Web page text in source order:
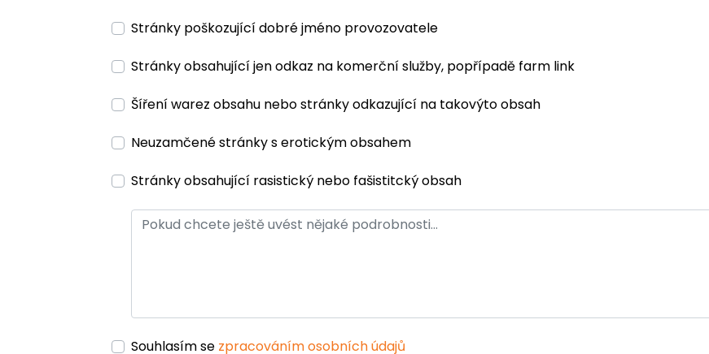
Stránky poškozující dobré jméno provozovatele
Stránky obsahující jen odkaz na komerční služby, popřípadě farm link
Šíření warez obsahu nebo stránky odkazující na takovýto obsah
Neuzamčené stránky s erotickým obsahem
Stránky obsahující rasistický nebo fašistitcký obsah
Souhlasím se zpracováním osobních údajů